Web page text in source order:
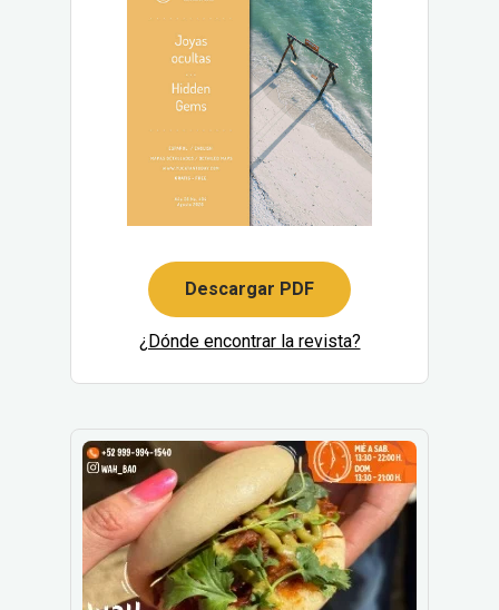
Descargar PDF
¿Dónde encontrar la revista?